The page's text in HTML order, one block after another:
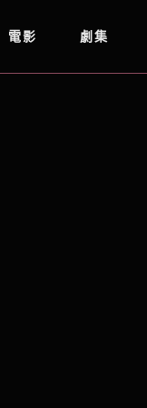
電影 劇集